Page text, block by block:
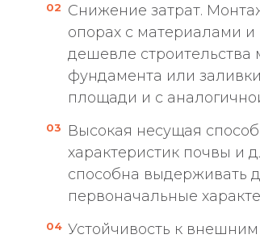
Снижение затрат.
опорах с материалами и
дешевле строительства
фундамента или
площади и с
Высокая несущая
характеристик почвы и
способна выдерживать
первоначальные
Устойчивость к